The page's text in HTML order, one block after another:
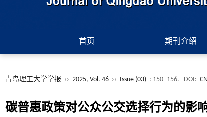
首页 期刊介绍
青岛理工大学学报 ›› 2025, Vol. 46 ›› Issue (03) : 150 -156. DOI:
碳普惠政策对公众公交选择行为的影